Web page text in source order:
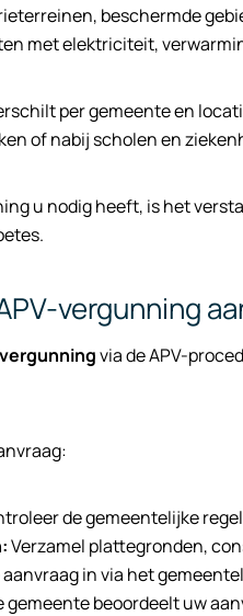
beschermde
met elektriciteit,
per gemeente en
of nabij scholen en
u nodig heeft, is het
vergunning
via de APV-
de gemeentelijke
Verzamel plattegronden,
aanvraag in via het
gemeente beoordeelt uw